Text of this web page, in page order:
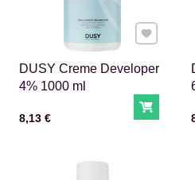
DUSY Creme Developer
4% 1000 ml
Cena s DPH
8,13 € Do
Pridať k